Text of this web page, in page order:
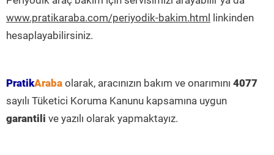
www.pratikaraba.com/periyodik-bakim.html
linkinden
hesaplayabilirsiniz.
PratikAraba olarak, aracınızın bakım ve onarımını 4077
sayılı Tüketici Koruma Kanunu kapsamına uygun
garantili ve yazılı olarak yapmaktayız.